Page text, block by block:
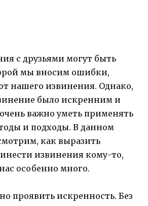
с друзьями могут быть
мы вносим ошибки,
нашего извинения. Однако,
было искренним и
важно уметь применять
и подходы. В данном
как выразить
извинения кому-то,
особенно много.
проявить искренность. Без